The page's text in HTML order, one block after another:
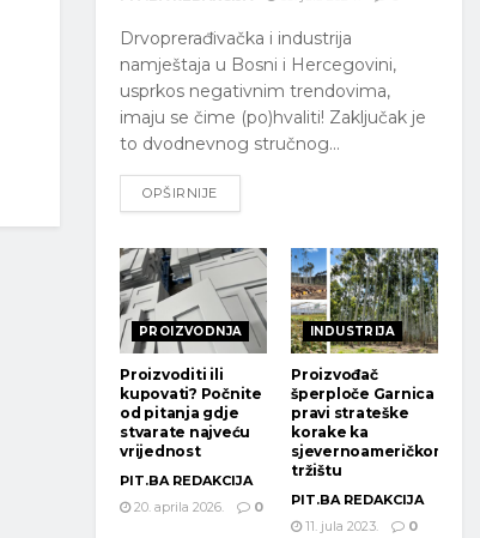
Drvoprerađivačka i industrija
namještaja u Bosni i Hercegovini,
usprkos negativnim trendovima,
imaju se čime (po)hvaliti! Zaključak je
to dvodnevnog stručnog...
OPŠIRNIJE
PROIZVODNJA
Proizvoditi ili
kupovati? Počnite
od pitanja gdje
stvarate najveću
vrijednost
PIT.BA REDAKCIJA
20. aprila 2026.
0
INDUSTRIJA
Proizvođač
šperploče Garnica
pravi strateške
korake ka
sjevernoameričkom
tržištu
PIT.BA REDAKCIJA
11. jula 2023.
0